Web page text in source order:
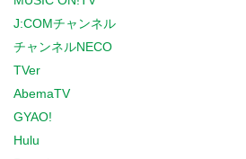
J:COMチャンネル
チャンネルNECO
TVer
AbemaTV
GYAO!
Hulu